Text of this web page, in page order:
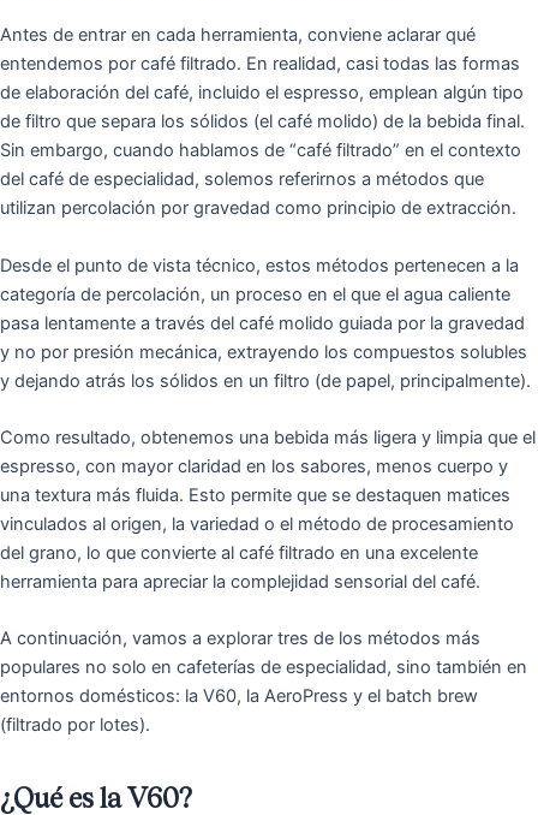
Antes de entrar en cada herramienta, conviene aclarar qué
entendemos por café filtrado. En realidad, casi todas las formas
de elaboración del café, incluido el espresso, emplean algún tipo
de filtro que separa los sólidos (el café molido) de la bebida final.
Sin embargo, cuando hablamos de “café filtrado” en el contexto
del café de especialidad, solemos referirnos a métodos que
utilizan percolación por gravedad como principio de extracción.
Desde el punto de vista técnico, estos métodos pertenecen a la
categoría de percolación, un proceso en el que el agua caliente
pasa lentamente a través del café molido guiada por la gravedad
y no por presión mecánica, extrayendo los compuestos solubles
y dejando atrás los sólidos en un filtro (de papel, principalmente).
Como resultado, obtenemos una bebida más ligera y limpia que el
espresso, con mayor claridad en los sabores, menos cuerpo y
una textura más fluida. Esto permite que se destaquen matices
vinculados al origen, la variedad o el método de procesamiento
del grano, lo que convierte al café filtrado en una excelente
herramienta para apreciar la complejidad sensorial del café.
A continuación, vamos a explorar tres de los métodos más
populares no solo en cafeterías de especialidad, sino también en
entornos domésticos: la V60, la AeroPress y el batch brew
(filtrado por lotes).
¿Qué es la V60?